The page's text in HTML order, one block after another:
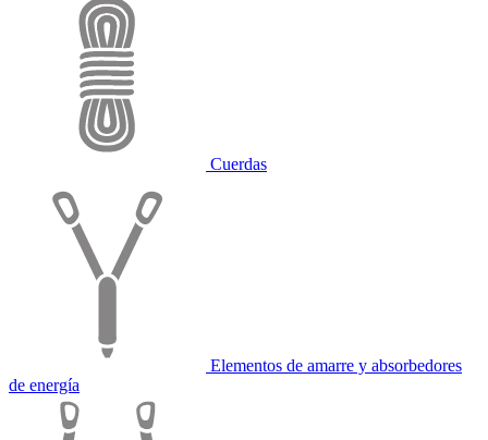
Cuerdas
Elementos de amarre y absorbedores
de energía